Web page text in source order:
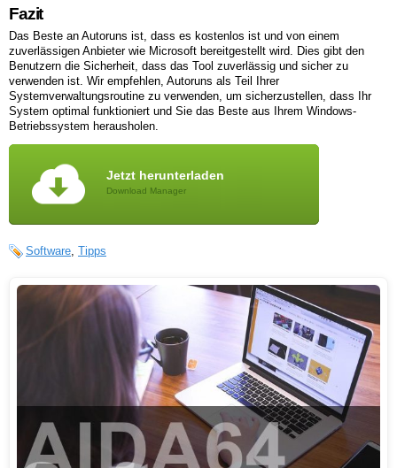
Fazit
Das Beste an Autoruns ist, dass es kostenlos ist und von einem
zuverlässigen Anbieter wie Microsoft bereitgestellt wird. Dies gibt den
Benutzern die Sicherheit, dass das Tool zuverlässig und sicher zu
verwenden ist. Wir empfehlen, Autoruns als Teil Ihrer
Systemverwaltungsroutine zu verwenden, um sicherzustellen, dass Ihr
System optimal funktioniert und Sie das Beste aus Ihrem Windows-
Betriebssystem herausholen.
Jetzt herunterladen
Download Manager
Software, Tipps